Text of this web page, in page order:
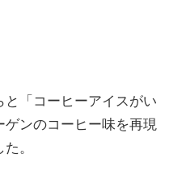
「コーヒーアイスがい
ゲンのコーヒー味を再現
。